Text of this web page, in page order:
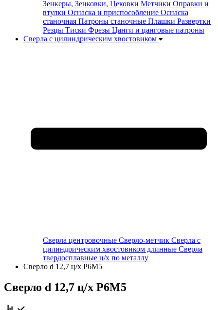
Зенкеры, Зенковки, Цековки Метчики Оправки и
втулки Оснаска и приспособление Оснаска
станочная Патроны станочные Плашки Развертки
Резцы Тиски Фрезы Цанги и цанговые патроны
Сверла с цилиндрическим хвостовиком
Сверла центровочные Сверло-метчик Сверла с
цилиндрическим хвостовиком длинные Сверла
твердосплавные ц/х по металлу
Сверло d 12,7 ц/х Р6М5
Сверло d 12,7 ц/х Р6М5